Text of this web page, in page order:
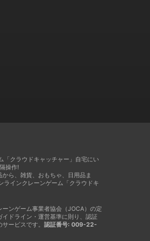
「クラウドキャッチャー」自宅にい
操作!
ら、雑貨、おもちゃ、日用品ま
ラインクレーンゲーム「クラウドキ
ーンゲーム事業者協会（JOCA）の定
ドライン・運営基準に則り、認証
ービスです。 認証番号: 009-22-